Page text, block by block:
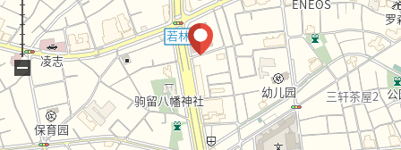
○ 对用地里面的1楼部分，有"Peacock Store三轩茶屋之杜
店"，"岩崎内科诊所"
■LIFE信息━━━━━━━━━━━━━━━・・・・・
0 Peacock Store三轩茶屋之杜、约30m(步行1分钟)
○ Mybasket三轩茶屋商店、约370m(步行5分钟)
−